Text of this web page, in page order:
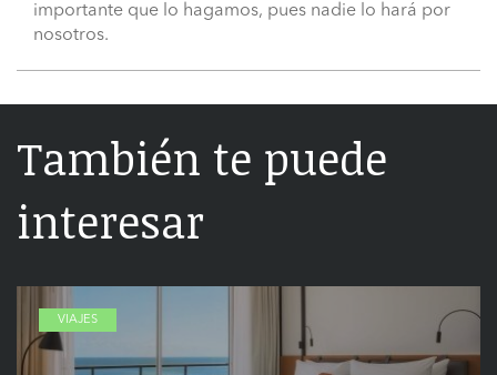
importante que lo hagamos, pues nadie lo hará por
nosotros.
También te puede
interesar
VIAJES